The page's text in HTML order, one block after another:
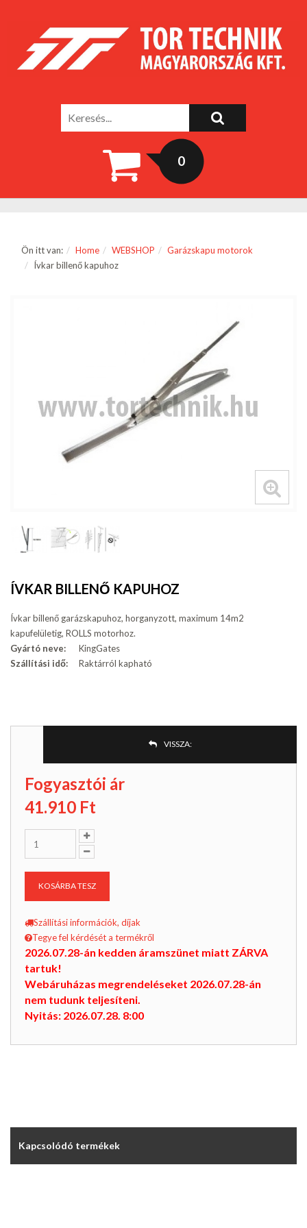
0
Ön itt van: Home WEBSHOP
Garázskapu motorok
Ívkar billenő kapuhoz
ÍVKAR BILLENŐ KAPUHOZ
Ívkar billenő garázskapuhoz, horganyzott, maximum 14m2
kapufelületig, ROLLS motorhoz.
Gyártó neve:
KingGates
Szállítási idő:
Raktárról kapható
VISSZA:
Fogyasztói ár
41.910 Ft
KOSÁRBA TESZ
Szállítási információk, díjak
Tegye fel kérdését a termékről
2026.07.28-án kedden áramszünet miatt ZÁRVA
tartuk!
Webáruházas megrendeléseket 2026.07.28-án
nem tudunk teljesíteni.
Nyitás: 2026.07.28. 8:00
Kapcsolódó termékek